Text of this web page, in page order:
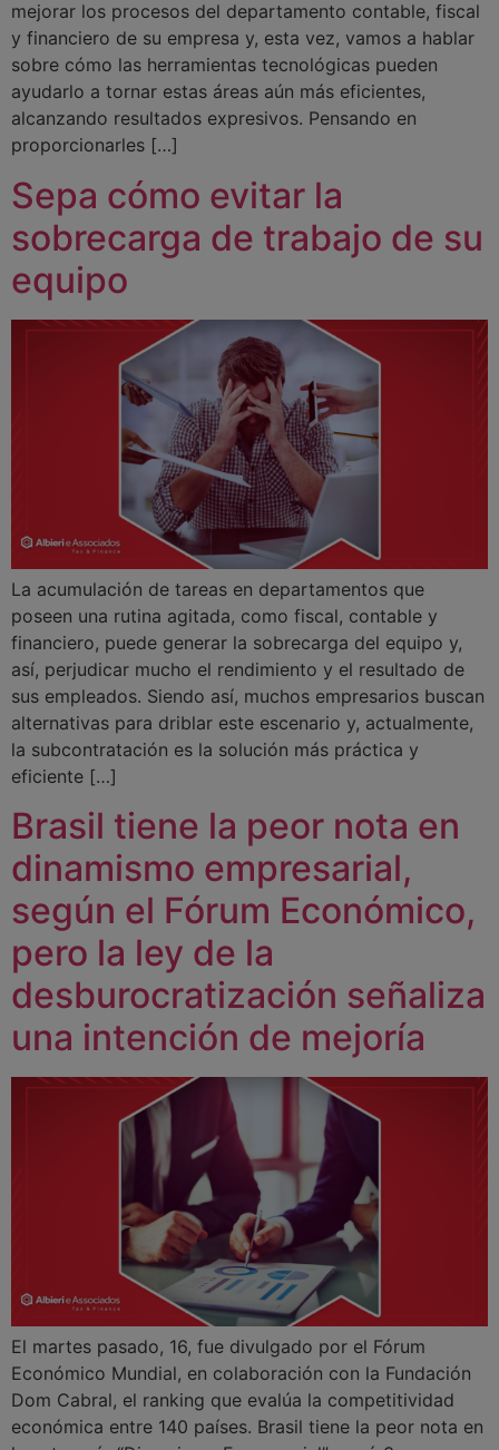
mejorar los procesos del departamento contable, fiscal
y financiero de su empresa y, esta vez, vamos a hablar
sobre cómo las herramientas tecnológicas pueden
ayudarlo a tornar estas áreas aún más eficientes,
alcanzando resultados expresivos. Pensando en
proporcionarles […]
Sepa cómo evitar la
sobrecarga de trabajo de su
equipo
La acumulación de tareas en departamentos que
poseen una rutina agitada, como fiscal, contable y
financiero, puede generar la sobrecarga del equipo y,
así, perjudicar mucho el rendimiento y el resultado de
sus empleados. Siendo así, muchos empresarios buscan
alternativas para driblar este escenario y, actualmente,
la subcontratación es la solución más práctica y
eficiente […]
Brasil tiene la peor nota en
dinamismo empresarial,
según el Fórum Económico,
pero la ley de la
desburocratización señaliza
una intención de mejoría
El martes pasado, 16, fue divulgado por el Fórum
Económico Mundial, en colaboración con la Fundación
Dom Cabral, el ranking que evalúa la competitividad
económica entre 140 países. Brasil tiene la peor nota en